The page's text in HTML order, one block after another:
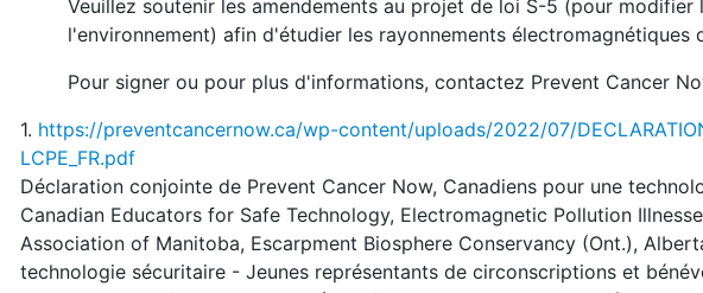
Veuillez soutenir les amendements au projet de loi S-5 (pour
l'environnement) afin d'étudier les rayonnements électromagnétiques
Pour signer ou pour plus d'informations, contactez Prevent Cancer
1. https://preventcancernow.ca/wp-content/uploads/2022/07/
LCPE_FR.pdf
Déclaration conjointe de Prevent Cancer Now, Canadiens pour une
Canadian Educators for Safe Technology, Electromagnetic Pollution
Association of Manitoba, Escarpment Biosphere Conservancy (Ont.),
technologie sécuritaire - Jeunes représentants de circonscriptions et